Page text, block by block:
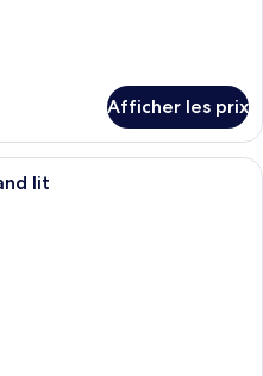
Afficher les prix
Chambre supérieure, 1 très grand
lit